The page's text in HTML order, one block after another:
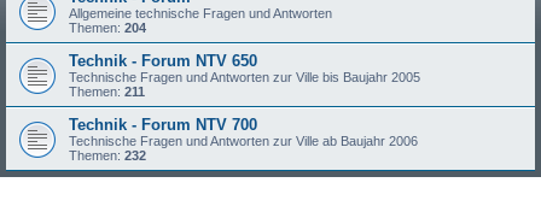
Allgemeine technische Fragen und Antworten
Themen: 204
Technik - Forum NTV 650
Technische Fragen und Antworten zur Ville bis Baujahr 2005
Themen: 211
Technik - Forum NTV 700
Technische Fragen und Antworten zur Ville ab Baujahr 2006
Themen: 232